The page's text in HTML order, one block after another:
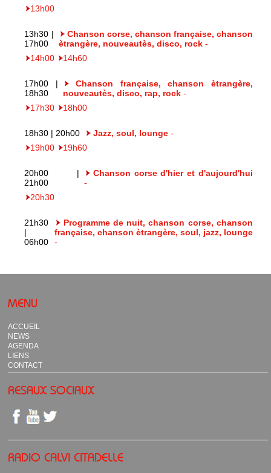
13h00
13h30 |
17h00
Chanson corse, chanson française, chanson
ètrangère, nouveautès, disco, rock -
14h00
14h60
17h00 |
18h30
Chanson française, chanson ètrangère,
nouveautès, disco, rap, rock -
17h30
18h00
18h30 | 20h00 Jazz, soul, lounge -
19h00
19h60
20h00 |
21h00
Chanson corse d'hier et d'aujourd'hui
-
20h30
21h30
|
06h00
Programme de nuit, chanson corse, chanson
française, chanson ètrangère, soul, jazz, lounge
-
MENU
ACCUEIL
NEWS
AGENDA
LIENS
CONTACT
RESAUX SOCIAUX
RADIO CALVI CITADELLE